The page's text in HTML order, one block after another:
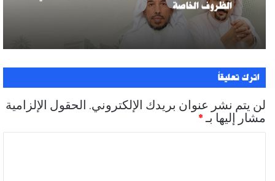
الظروف الخاصة
اترك تعليقاً
لن يتم نشر عنوان بريدك الإلكتروني. الحقول الإلزامية
مشار إليها بـ*